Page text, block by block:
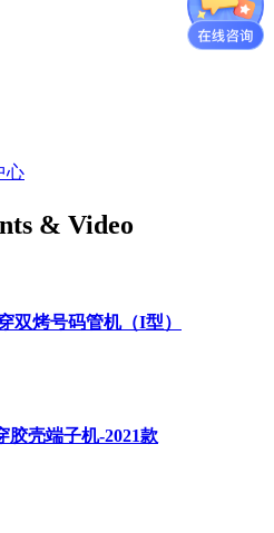
心
& Video
双烤号码管机（I型）
胶壳端子机-2021款